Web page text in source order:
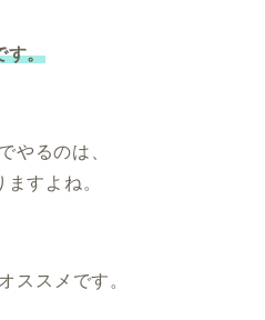
す。
やるのは、
すよね。
ススメです。